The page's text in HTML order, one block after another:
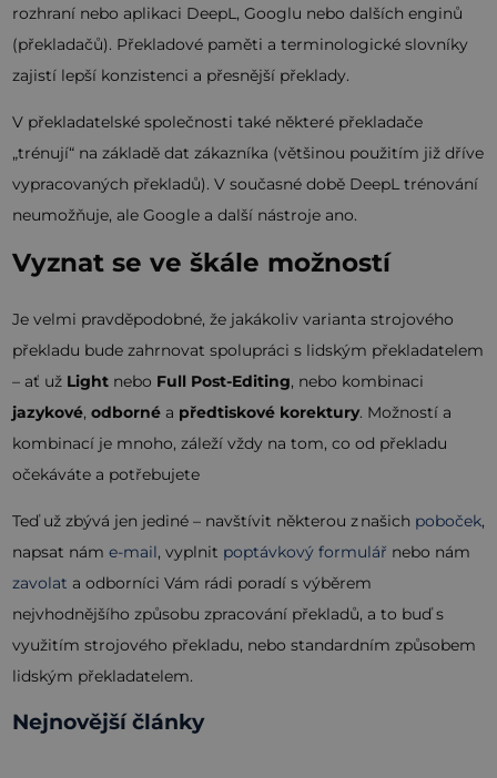
rozhraní nebo aplikaci DeepL, Googlu nebo dalších enginů
(překladačů). Překladové paměti a terminologické slovníky
zajistí lepší konzistenci a přesnější překlady.
V překladatelské společnosti také některé překladače
„trénují“ na základě dat zákazníka (většinou použitím již dříve
vypracovaných překladů). V současné době DeepL trénování
neumožňuje, ale Google a další nástroje ano.
Vyznat se ve škále možností
Je velmi pravděpodobné, že jakákoliv varianta strojového
překladu bude zahrnovat spolupráci s lidským překladatelem
– ať už Lightnebo Full Post-Editing, nebo kombinaci
jazykové, odborné a předtiskové korektury. Možností a
kombinací je mnoho, záleží vždy na tom, co od překladu
očekáváte a potřebujete
Teď už zbývá jen jediné – navštívit některou z našich poboček,
napsat nám e-mail, vyplnit poptávkový formulář nebo nám
zavolat a odborníci Vám rádi poradí s výběrem
nejvhodnějšího způsobu zpracování překladů, a to buď s
využitím strojového překladu, nebo standardním způsobem
lidským překladatelem.
Nejnovější články